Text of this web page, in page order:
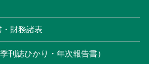
財務諸表
刊誌ひかり・年次報告書）